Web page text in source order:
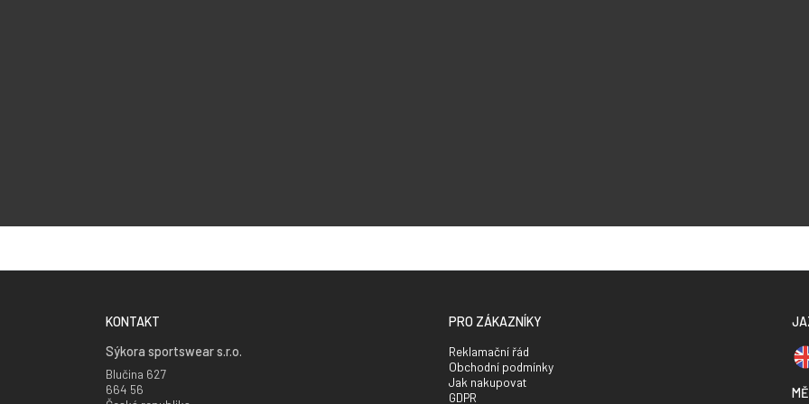
KONTAKT
Sýkora sportswear s.r.o.
Blučina 627
664 56
PRO ZÁKAZNÍKY
Reklamační řád
Obchodní podmínky
Jak nakupovat
GDPR